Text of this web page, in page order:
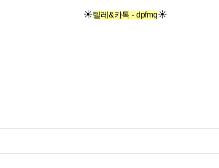
☀️텔레&카톡 - dpfmq☀️